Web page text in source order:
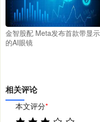
金智股配 Meta发布首款带显示
的AI眼镜
相关评论
本文评分*